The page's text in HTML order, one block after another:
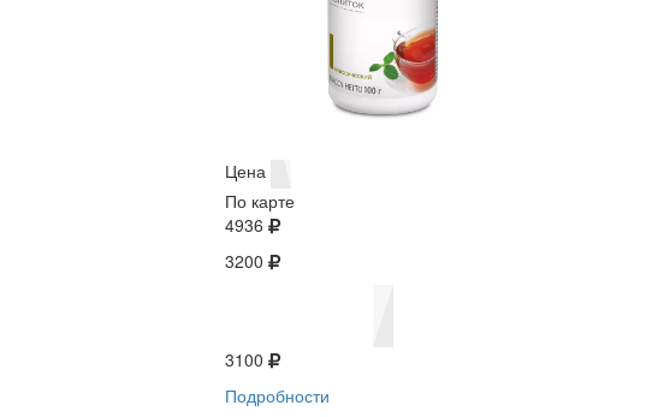
Цена
По карте
4936
3200
3100
Подробности